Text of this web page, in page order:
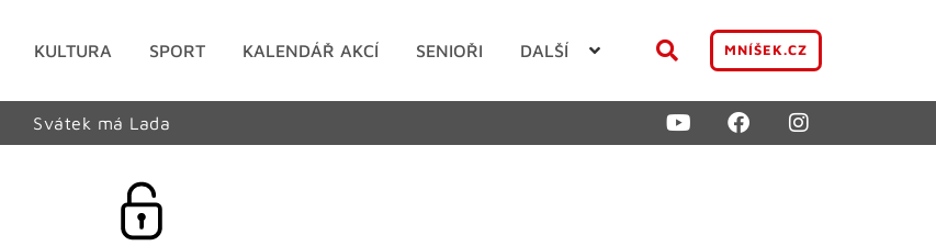
KULTURA SPORT KALENDÁŘ AKCÍ SENIOŘI DALŠÍ MNÍŠEK.CZ
Svátek má Lada